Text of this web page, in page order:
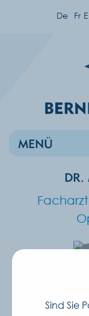
De Fr
MENÜ
DR.
Allgemeine
Sind Sie